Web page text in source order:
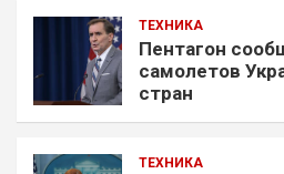
ТЕХНИКА
Пентагон
самолетов
стран
ТЕХНИКА